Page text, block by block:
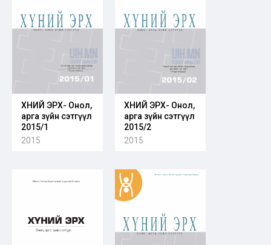
ХҮНИЙ ЭРХ- Онол,
арга зүйн сэтгүүл
2015/1
2015
ХҮНИЙ ЭРХ- Онол,
арга зүйн сэтгүүл
2015/2
2015